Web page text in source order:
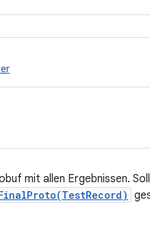
mit allen Ergebnissen.